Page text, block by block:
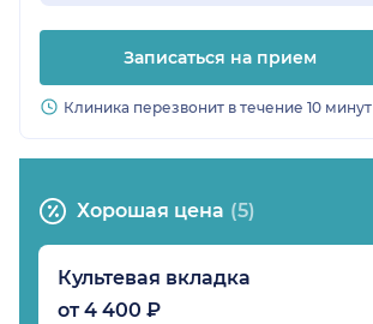
Записаться на прием
Клиника перезвонит в течение 10 минут
Хорошая цена (5)
Культевая вкладка
от 4 400 ₽